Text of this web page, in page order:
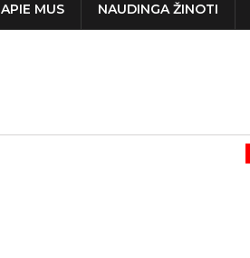
APIE MUS NAUDINGA ŽINOTI